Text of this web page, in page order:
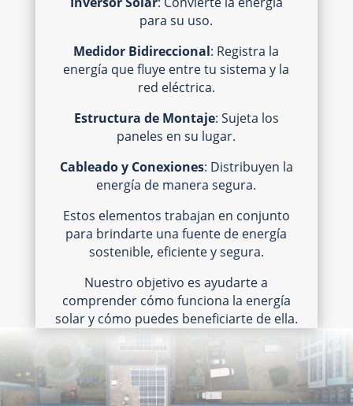
para su uso.
Medidor Bidireccional: Registra la
energía que fluye entre tu sistema y la
red eléctrica.
Estructura de Montaje: Sujeta los
paneles en su lugar.
Cableado y Conexiones: Distribuyen la
energía de manera segura.
Estos elementos trabajan en conjunto
para brindarte una fuente de energía
sostenible, eficiente y segura.
Nuestro objetivo es ayudarte a
comprender cómo funciona la energía
solar y cómo puedes beneficiarte de ella.